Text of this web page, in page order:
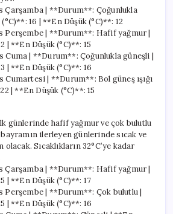
Çarşamba | **Durum**: Çoğunlukla
16 | **En Düşük (°C)**: 12
Perşembe | **Durum**: Hafif yağmur |
| **En Düşük (°C)**: 15
Cuma | **Durum**: Çoğunlukla güneşli |
| **En Düşük (°C)**: 16
| **Durum**: Bol güneş ışığı
| **En Düşük (°C)**: 15
günlerinde hafif yağmur ve çok bulutlu
ilerleyen günlerinde sıcak ve
Sıcaklıkların 32°C’ye kadar
Çarşamba | **Durum**: Hafif yağmur |
| **En Düşük (°C)**: 17
Perşembe | **Durum**: Çok bulutlu |
| **En Düşük (°C)**: 16